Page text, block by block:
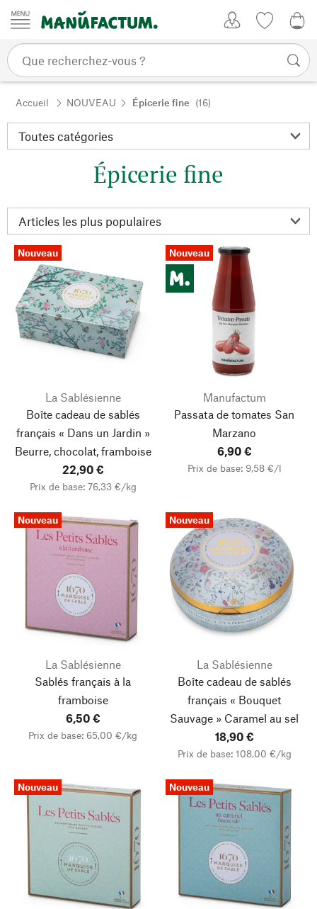
Passer au contenu
Accueil NOUVEAU Épicerie fine (16)
Épicerie fine
Nouveau
La Sablésienne
Boîte cadeau de sablés
français « Dans un Jardin »
Beurre, chocolat, framboise
22,90 €
Prix de base: 76,33 €/kg
Nouveau
Manufactum
Passata de tomates San
Marzano
6,90 €
Prix de base: 9,58 €/l
Nouveau
La Sablésienne
Sablés français à la
framboise
6,50 €
Prix de base: 65,00 €/kg
Nouveau
La Sablésienne
Boîte cadeau de sablés
français « Bouquet
Sauvage » Caramel au sel
18,90 €
Prix de base: 108,00 €/kg
Nouveau Nouveau